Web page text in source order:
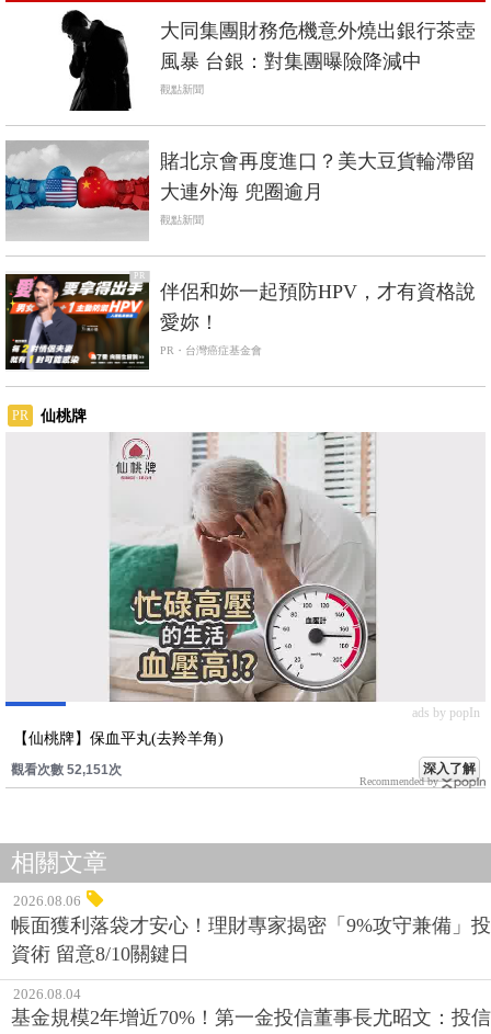
大同集團財務危機意外燒出銀行茶壺
風暴 台銀：對集團曝險降減中
觀點新聞
賭北京會再度進口？美大豆貨輪滯留
大連外海 兜圈逾月
觀點新聞
PR
伴侶和妳一起預防HPV，才有資格說
愛妳！
PR・台灣癌症基金會
PR 仙桃牌
ads by popIn
【仙桃牌】保血平丸(去羚羊角)
觀看次數 52,151次 深入了解
Recommended by
相關文章
2026.08.06
帳面獲利落袋才安心！理財專家揭密「9%攻守兼備」投
資術 留意8/10關鍵日
2026.08.04
基金規模2年增近70%！第一金投信董事長尤昭文：投信